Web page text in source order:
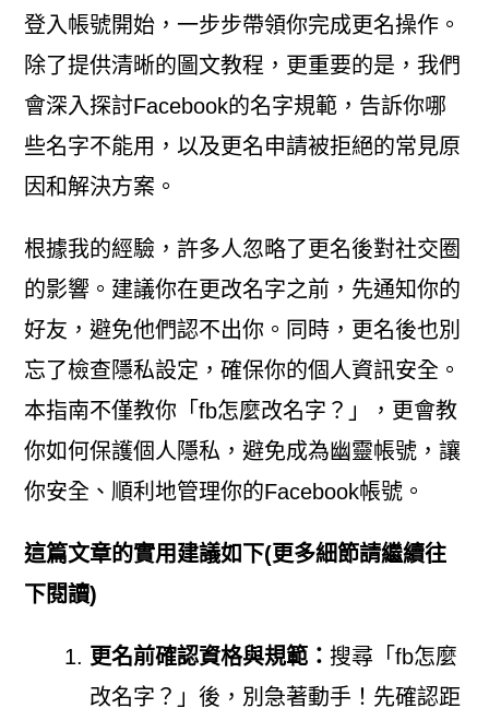
登入帳號開始，一步步帶領你完成更名操作。
除了提供清晰的圖文教程，更重要的是，我們
會深入探討Facebook的名字規範，告訴你哪
些名字不能用，以及更名申請被拒絕的常見原
因和解決方案。
根據我的經驗，許多人忽略了更名後對社交圈
的影響。建議你在更改名字之前，先通知你的
好友，避免他們認不出你。同時，更名後也別
忘了檢查隱私設定，確保你的個人資訊安全。
本指南不僅教你「fb怎麼改名字？」，更會教
你如何保護個人隱私，避免成為幽靈帳號，讓
你安全、順利地管理你的Facebook帳號。
這篇文章的實用建議如下(更多細節請繼續往
下閱讀)
更名前確認資格與規範： 搜尋「fb怎麼
改名字？」後，別急著動手！先確認距